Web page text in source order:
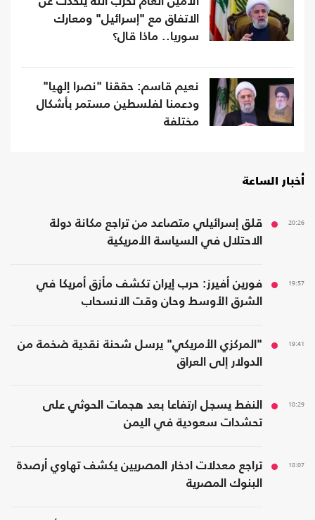
الاتفاق مع "إسرائيل" ومعارك
سوريا.. ماذا قال؟
نعيم قاسم: حققنا "نصرا إلهيا"
ودعمنا لفلسطين مستمر بأشكال
مختلفة
أخبار الساعة
20:26
قلق إسرائيلي متصاعد من تراجع مكانة دولة
الاحتلال في السياسة الأمريكية
19:57
فورين أفيرز: حرب إيران تكشف مأزق أمريكا في
الشرق الأوسط وحان وقت الانسحاب
19:41
"المركزي الأمريكي" يرسل شحنة نقدية ضخمة من
الدولار إلى العراق
18:29
النفط يسجل ارتفاعا بعد هجمات الحوثي على
تحشدات سعودية في اليمن
18:07
تراجع معدلات ادخار المصريين يكشف تهاوي أرصدة
البنوك المصرية